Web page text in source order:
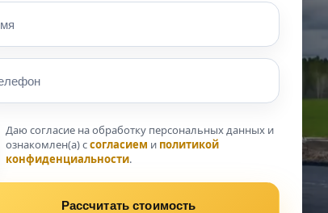
Даю согласие на обработку персональных данных и
ознакомлен(а) ссогласием и политикой
конфиденциальности.
Рассчитать стоимость